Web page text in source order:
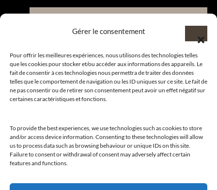
Gérer le consentement
Pour offrir les meilleures expériences, nous utilisons des technologies telles
que les cookies pour stocker et/ou accéder aux informations des appareils. Le
fait de consentir à ces technologies nous permettra de traiter des données
telles que le comportement de navigation ou les ID uniques sur ce site. Le fait de
ne pas consentir ou de retirer son consentement peut avoir un effet négatif sur
certaines caractéristiques et fonctions.
To provide the best experiences, we use technologies such as cookies to store
and/or access device information. Consenting to these technologies will allow
us to process data such as browsing behaviour or unique IDs on this site.
Failure to consent or withdrawal of consent may adversely affect certain
features and functions.
CLUB.
Suivre nos actualités
Suivre l’actualité de nos marques et celle du CLUB !
Merci de nous suivre